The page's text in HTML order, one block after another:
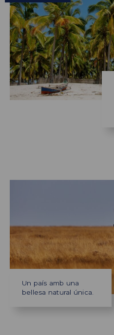
Un país amb una
bellesa natural única.